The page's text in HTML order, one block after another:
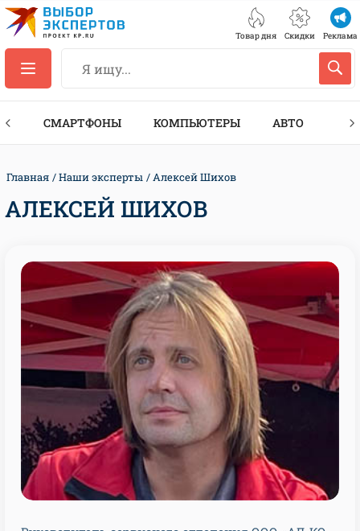
Товар дня Скидки Реклама
СМАРТФОНЫ КОМПЬЮТЕРЫ АВТО
Главная Наши эксперты Алексей Шихов
АЛЕКСЕЙ ШИХОВ